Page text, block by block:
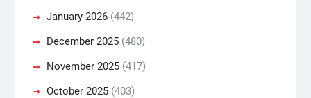
January 2026(442)
December 2025(480)
November 2025(417)
October 2025(403)